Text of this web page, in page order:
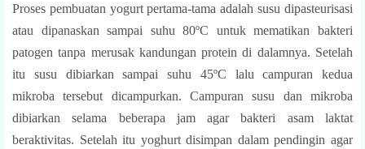
Proses pembuatan yogurt pertama-tama adalah susu dipasteurisasi
atau dipanaskan sampai suhu80ºC untuk mematikan bakteri
patogen tanpa merusak kandungan protein di dalamnya. Setelah
itu susu dibiarkan sampai suhu 45ºC lalu campuran kedua
mikroba tersebut dicampurkan. Campuran susu dan mikroba
dibiarkan selama beberapa jam agar bakteri asam laktat
beraktivitas. Setelah itu yoghurt disimpan dalam pendingin agar